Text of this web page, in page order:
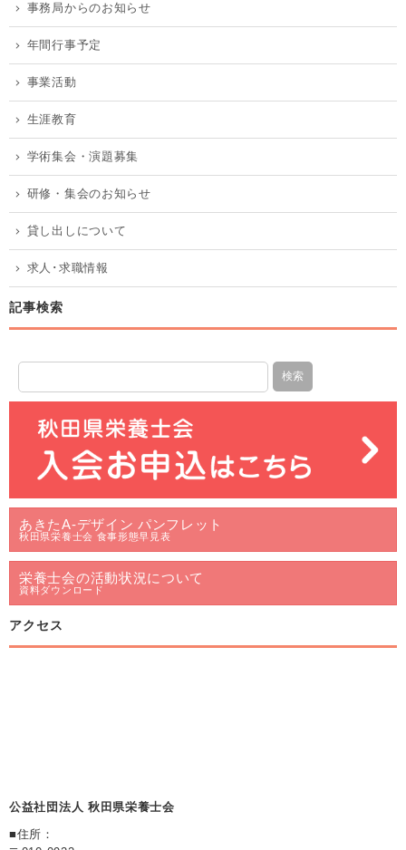
事務局からのお知らせ
年間行事予定
事業活動
生涯教育
学術集会・演題募集
研修・集会のお知らせ
貸し出しについて
求人･求職情報
記事検索
あきたA-デザイン パンフレット
秋田県栄養士会 食事形態早見表
栄養士会の活動状況について
資料ダウンロード
アクセス
公益社団法人 秋田県栄養士会
■住所：